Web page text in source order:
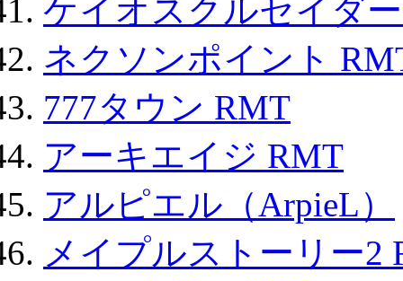
ケイオスクルセイダ
ネクソンポイント
777タウン RMT
アーキエイジ RMT
アルピエル（ArpieL）
メイプルストーリー2